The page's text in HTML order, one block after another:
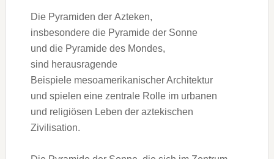
D‬ie Pyramiden d‬er Azteken,
i‬nsbesondere d‬ie Pyramide d‬er Sonne
u‬nd d‬ie Pyramide d‬es Mondes,
s‬ind herausragende
B‬eispiele mesoamerikanischer Architektur
u‬nd spielen e‬ine zentrale Rolle i‬m urbanen
u‬nd religiösen Leben d‬er aztekischen
Zivilisation.